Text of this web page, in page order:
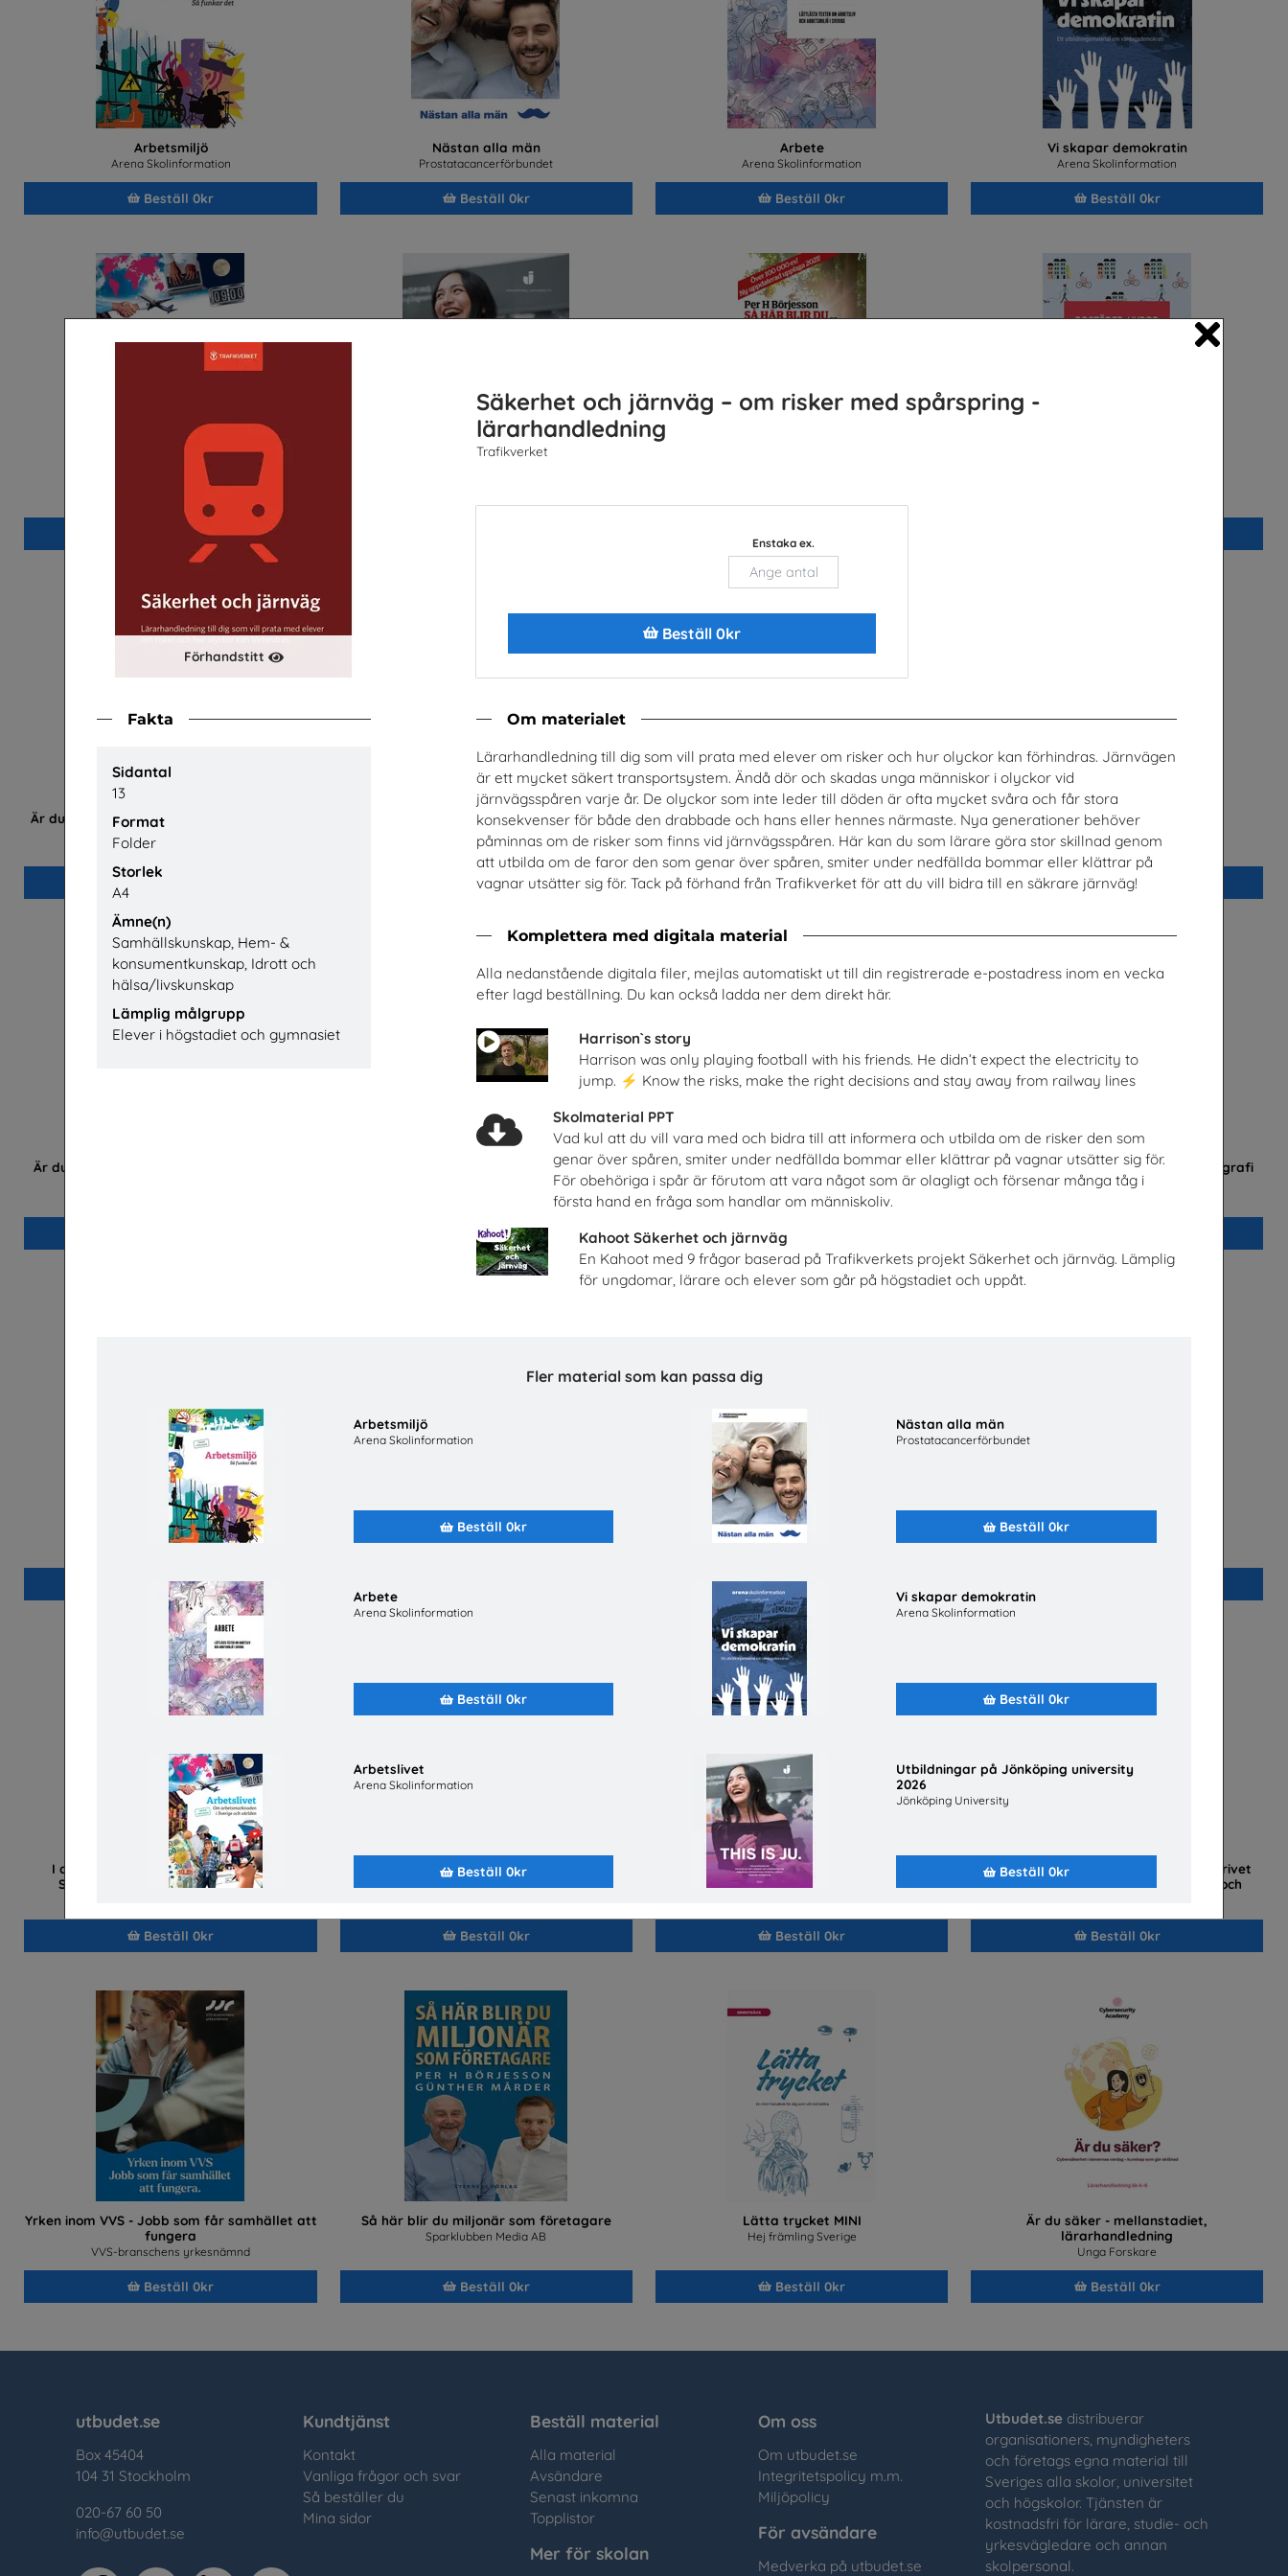
Förhandstitt
Säkerhet och järnväg – om risker med spårspring -
lärarhandledning
Trafikverket
Enstaka ex.
Beställ 0kr
Fakta
Sidantal
13
Format
Folder
Storlek
A4
Ämne(n)
Samhällskunskap, Hem- &
konsumentkunskap, Idrott och
hälsa/livskunskap
Lämplig målgrupp
Elever i högstadiet och gymnasiet
Om materialet
Lärarhandledning till dig som vill prata med elever om risker och hur olyckor kan förhindras. Järnvägen
är ett mycket säkert transportsystem. Ändå dör och skadas unga människor i olyckor vid
järnvägsspåren varje år. De olyckor som inte leder till döden är ofta mycket svåra och får stora
konsekvenser för både den drabbade och hans eller hennes närmaste. Nya generationer behöver
påminnas om de risker som finns vid järnvägsspåren. Här kan du som lärare göra stor skillnad genom
att utbilda om de faror den som genar över spåren, smiter under nedfällda bommar eller klättrar på
vagnar utsätter sig för. Tack på förhand från Trafikverket för att du vill bidra till en säkrare järnväg!
Komplettera med digitala material
Alla nedanstående digitala filer, mejlas automatiskt ut till din registrerade e-postadress inom en vecka
efter lagd beställning. Du kan också ladda ner dem direkt här.
Harrison`s story
Harrison was only playing football with his friends. He didn’t expect the electricity to
jump. ⚡ Know the risks, make the right decisions and stay away from railway lines
Skolmaterial PPT
Vad kul att du vill vara med och bidra till att informera och utbilda om de risker den som
genar över spåren, smiter under nedfällda bommar eller klättrar på vagnar utsätter sig för.
För obehöriga i spår är förutom att vara något som är olagligt och försenar många tåg i
första hand en fråga som handlar om människoliv.
Kahoot Säkerhet och järnväg
En Kahoot med 9 frågor baserad på Trafikverkets projekt Säkerhet och järnväg. Lämplig
för ungdomar, lärare och elever som går på högstadiet och uppåt.
Fler material som kan passa dig
Arbetsmiljö
Arena Skolinformation
Beställ 0kr
Nästan alla män
Prostatacancerförbundet
Beställ 0kr
Arbete
Arena Skolinformation
Beställ 0kr
Vi skapar demokratin
Arena Skolinformation
Beställ 0kr
Arbetslivet
Arena Skolinformation
Beställ 0kr
Utbildningar på Jönköping university
2026
Jönköping University
Beställ 0kr
Arbetsmiljö
Arena Skolinformation
Beställ 0kr
Nästan alla män
Prostatacancerförbundet
Beställ 0kr
Arbete
Arena Skolinformation
Beställ 0kr
Vi skapar demokratin
Arena Skolinformation
Beställ 0kr
Beställ 0kr
Är du säker? - Lärarhandledning lågstadiet
Unga Forskare
Beställ 0kr
FRAMTIDEN är i dina händer
Trä- och Möbelföretagen (TMF), bransch- och
arbetsgivarorganisation
Beställ 0kr
Den Gröna Frihetsrörelsen
Centerpartiets Ungdomsförbund
Beställ 0kr
Direkt nr 2/2026
Läkare Utan Gränser
Beställ 0kr
Är du säker? högstadiet, lärarhandledning
Säkerhet och järnväg – om risker med
Beställ 0kr
Säkra svar om hiv
Riksförbundet Noaks Ark
Beställ 0kr
Checklista för undervisning om pornografi
Unizon
Jobba på apotek
Sveriges Apoteksförening
Beställ 0kr
barns och ungas trygghet på nätet
Hur fungerar den svenska
arbetsmarknaden?
Beställ 0kr
I demokratins tjänst. Om FRA – en av
Sveriges hemligaste arbetsplatser
Beställ 0kr
Håll koll på dina rättigheter som lärling
Byggnads
Beställ 0kr
SNABBVAL - Material från fackförbund och
Beställ 0kr
Analytisk textkompetens – problemdrivet
skrivande i samhällsvetenskapliga och
Beställ 0kr
Yrken inom VVS - Jobb som får samhället att
fungera
VVS-branschens yrkesnämnd
Beställ 0kr
Så här blir du miljonär som företagare
Sparklubben Media AB
Beställ 0kr
Lätta trycket MINI
Hej främling Sverige
Beställ 0kr
Är du säker - mellanstadiet,
lärarhandledning
Unga Forskare
Beställ 0kr
utbudet.se
Box 45404
104 31 Stockholm
020-67 60 50
info@utbudet.se
Kundtjänst
Kontakt
Vanliga frågor och svar
Så beställer du
Mina sidor
Beställ material
Alla material
Avsändare
Senast inkomna
Topplistor
Mer för skolan
Om oss
Om utbudet.se
Integritetspolicy m.m.
Miljöpolicy
För avsändare
Medverka på utbudet.se
Utbudet.sedistribuerar
organisationers, myndigheters
och företags egna material till
Sveriges alla skolor, universitet
och högskolor. Tjänsten är
kostnadsfri för lärare, studie- och
yrkesvägledare och annan
skolpersonal.